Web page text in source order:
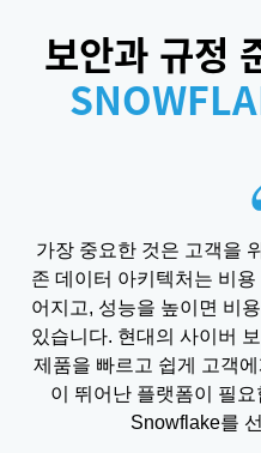
보안과 규정
가장 중요한 것은 고객을
존 데이터 아키텍처는 비
어지고, 성능을 높이면 비
있습니다. 현대의 사이버
제품을 빠르고 쉽게 고객
이 뛰어난 플랫폼이 필
Snowflake를